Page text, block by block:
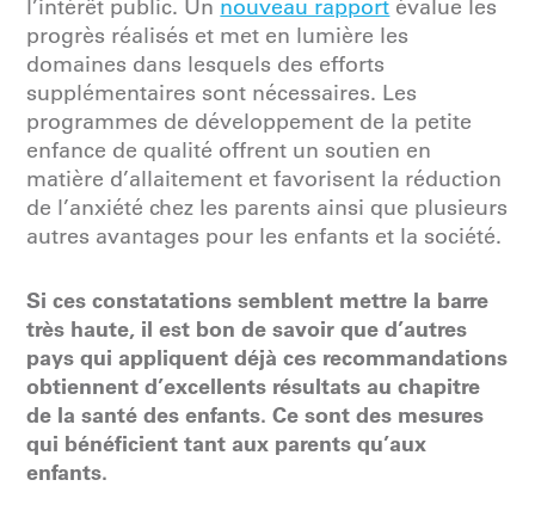
l’intérêt public. Un nouveau rapport évalue les
progrès réalisés et met en lumière les
domaines dans lesquels des efforts
supplémentaires sont nécessaires. Les
programmes de développement de la petite
enfance de qualité offrent un soutien en
matière d’allaitement et favorisent la réduction
de l’anxiété chez les parents ainsi que plusieurs
autres avantages pour les enfants et la société.
Si ces constatations semblent mettre la barre
très haute, il est bon de savoir que d’autres
pays qui appliquent déjà ces recommandations
obtiennent d’excellents résultats au chapitre
de la santé des enfants. Ce sont des mesures
qui bénéficient tant aux parents qu’aux
enfants.